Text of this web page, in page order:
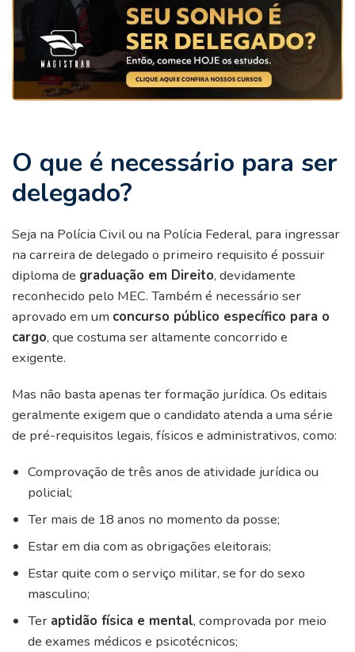
O que é necessário para ser
delegado?
Seja na Polícia Civil ou na Polícia Federal, para ingressar
na carreira de delegado o primeiro requisito é possuir
diploma de graduação em Direito, devidamente
reconhecido pelo MEC. Também é necessário ser
aprovado em um concurso público específico para o
cargo, que costuma ser altamente concorrido e
exigente.
Mas não basta apenas ter formação jurídica. Os editais
geralmente exigem que o candidato atenda a uma série
de pré-requisitos legais, físicos e administrativos, como:
Comprovação de três anos de atividade jurídica ou
policial;
Ter mais de 18 anos no momento da posse;
Estar em dia com as obrigações eleitorais;
Estar quite com o serviço militar, se for do sexo
masculino;
Ter aptidão física e mental, comprovada por meio
de exames médicos e psicotécnicos;